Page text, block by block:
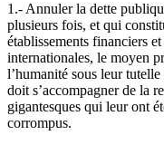
1.- Annuler la dette
plusieurs fois, et qui
établissements financiers
internationales, le moyen
l’humanité sous leur
doit s’accompagner de la
gigantesques qui leur ont
corrompus.